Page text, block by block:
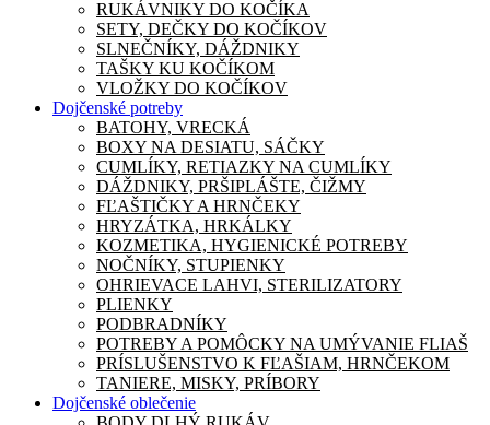
RUKÁVNIKY DO KOČÍKA
SETY, DEČKY DO KOČÍKOV
SLNEČNÍKY, DÁŽDNIKY
TAŠKY KU KOČÍKOM
VLOŽKY DO KOČÍKOV
Dojčenské potreby
BATOHY, VRECKÁ
BOXY NA DESIATU, SÁČKY
CUMLÍKY, RETIAZKY NA CUMLÍKY
DÁŽDNIKY, PRŠIPLÁŠTE, ČIŽMY
FĽAŠTIČKY A HRNČEKY
HRYZÁTKA, HRKÁLKY
KOZMETIKA, HYGIENICKÉ POTREBY
NOČNÍKY, STUPIENKY
OHRIEVACE LAHVI, STERILIZATORY
PLIENKY
PODBRADNÍKY
POTREBY A POMÔCKY NA UMÝVANIE FLIAŠ
PRÍSLUŠENSTVO K FĽAŠIAM, HRNČEKOM
TANIERE, MISKY, PRÍBORY
Dojčenské oblečenie